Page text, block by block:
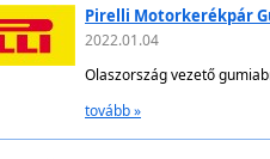
Pirelli Motorkerékpár
2022.01.04
Olaszország vezető
tovább »